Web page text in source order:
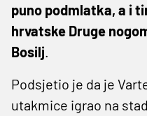
puno podmlatka, a i
hrvatske Druge
Bosilj.
Podsjetio je da je
utakmice igrao na